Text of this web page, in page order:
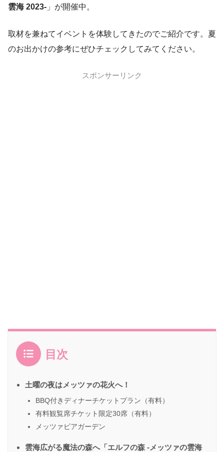
雲海 2023- 」が開催中。
取材を兼ねてイベントを体験してきたのでご紹介です。夏
のお出かけの参考にぜひチェックしてみてください。
スポンサーリンク
目次
土曜の夜はメッツァの花火へ！
BBQ付きディナーチケットプラン（有料）
有料観覧席チケット限定30席（有料）
メッツァビアガーデン
雲海広がる魔法の森へ「エルフの森 -メッツァの雲海